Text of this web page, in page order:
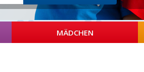
MÄDCHEN